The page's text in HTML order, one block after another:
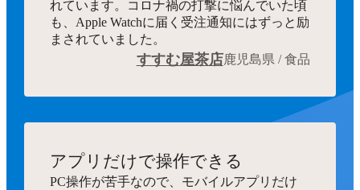
れています。コロナ禍の打撃に悩んでいた頃
も、Apple Watchに届く受注通知にはずっと励
まされていました。
すすむ屋茶店鹿児島県 / 食品
アプリだけで操作できる
PC操作が苦手なので、モバイルアプリだけ